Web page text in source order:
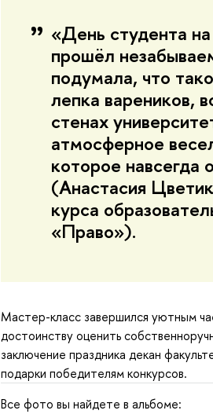
«День студента
прошёл
подумала, что
лепка вареников,
стенах
атмосферное
которое навсегда
(Анастасия
курса
«Право»).
Мастер-класс завершился уютным
достоинству оценить
заключение праздника декан
подарки победителям конкурсов.
Все фото вы найдете в альбоме: